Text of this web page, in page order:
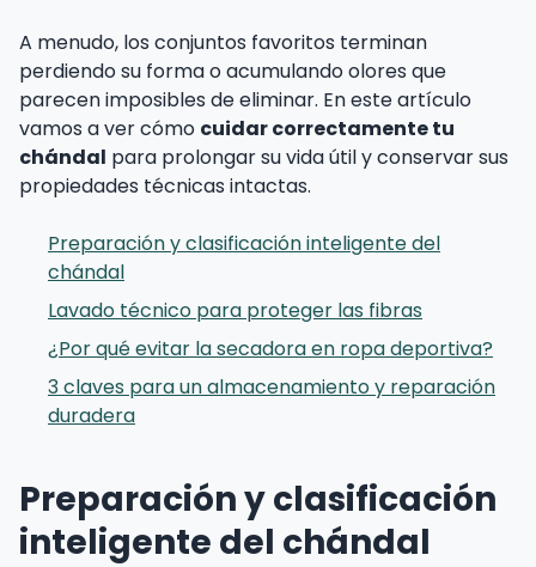
A menudo, los conjuntos favoritos terminan
perdiendo su forma o acumulando olores que
parecen imposibles de eliminar. En este artículo
vamos a ver cómo cuidar correctamente tu
chándal para prolongar su vida útil y conservar sus
propiedades técnicas intactas.
Preparación y clasificación inteligente del
chándal
Lavado técnico para proteger las fibras
¿Por qué evitar la secadora en ropa deportiva?
3 claves para un almacenamiento y reparación
duradera
Preparación y clasificación
inteligente del chándal